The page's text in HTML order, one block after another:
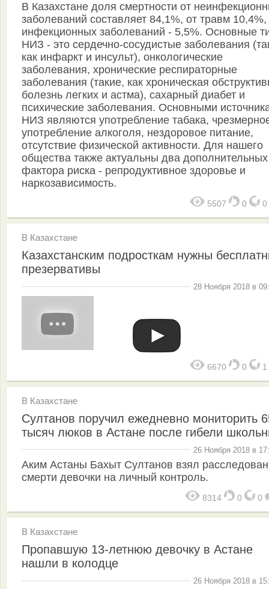
В Казахстане доля смертности от
заболеваний составляет 84,1%, от травм 10,4%,
инфекционных заболеваний - 5,5%. Основные
НИЗ - это сердечно-сосудистые заболевания
как инфаркт и инсульт), онкологические
заболевания, хронические респираторные
заболевания (такие, как хроническая
болезнь легких и астма), сахарный диабет и
психические заболевания. Основными
НИЗ являются употребление табака,
употребление алкоголя, нездоровое питание,
отсутствие физической активности. Для нашего
общества также актуальны два дополнительных
фактора риска - репродуктивное здоровье и
наркозависимость.
5507 0 0
В Казахстане
Казахстанским подросткам нужны
презервативы
28 Ноября 2018 в
6670 0 1
В Казахстане
Султанов поручил ежедневно мониторить
тысяч люков в Астане после гибели
26 Ноября 2018 в
Аким Астаны Бахыт Султанов взял
смерти девочки на личный контроль.
8314 0 0
В Казахстане
Пропавшую 13-летнюю девочку в Астане
нашли в колодце
26 Ноября 2018 в